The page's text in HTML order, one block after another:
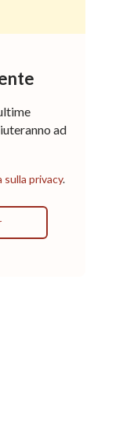
ad
sulla privacy.